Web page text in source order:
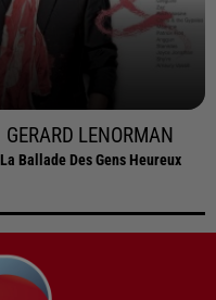
GERARD LENORMAN
La Ballade Des Gens Heureux